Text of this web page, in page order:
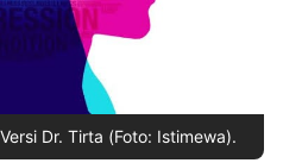
Dr. Tirta (Foto: Istimewa).